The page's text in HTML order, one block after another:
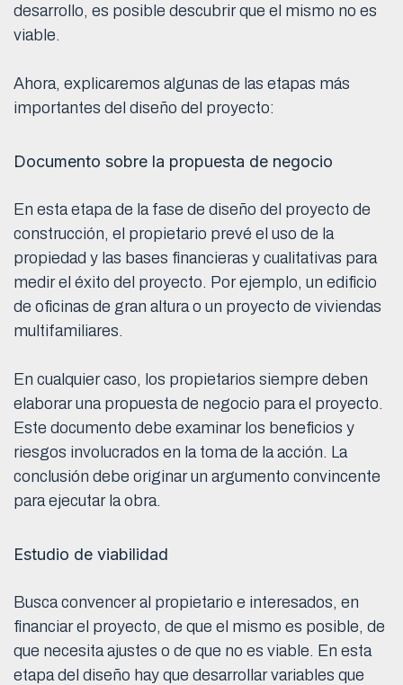
desarrollo, es posible descubrir que el mismo no es
viable.
Ahora, explicaremos algunas de las etapas más
importantes del diseño del proyecto:
Documento sobre la propuesta de negocio
En esta etapa de la fase de diseño del proyecto de
construcción, el propietario prevé el uso de la
propiedad y las bases financieras y cualitativas para
medir el éxito del proyecto. Por ejemplo, un edificio
de oficinas de gran altura o un proyecto de viviendas
multifamiliares.
En cualquier caso, los propietarios siempre deben
elaborar una propuesta de negocio para el proyecto.
Este documento debe examinar los beneficios y
riesgos involucrados en la toma de la acción. La
conclusión debe originar un argumento convincente
para ejecutar la obra.
Estudio de viabilidad
Busca convencer al propietario e interesados, en
financiar el proyecto, de que el mismo es posible, de
que necesita ajustes o de que no es viable. En esta
etapa del diseño hay que desarrollar variables que